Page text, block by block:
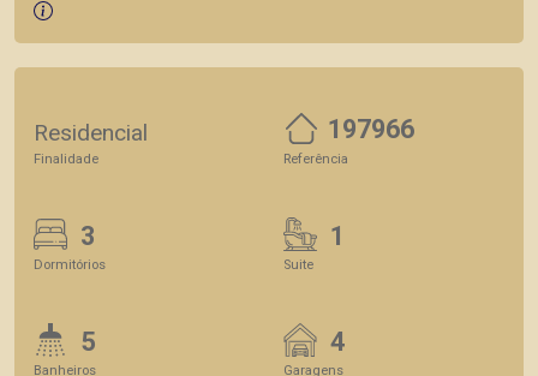
Residencial
Finalidade
197966
Referência
3
Dormitórios
1
Suite
5
Banheiros
4
Garagens